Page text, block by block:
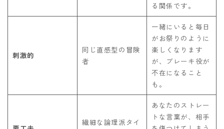
る関係です。
刺激的
同じ直感型の冒険
者
一緒にいると毎日
がお祭りのように
楽しくなります
が、ブレーキ役が
不在になること
も。
繊細な論理派タイ
あなたのストレー
トな言葉が、相手